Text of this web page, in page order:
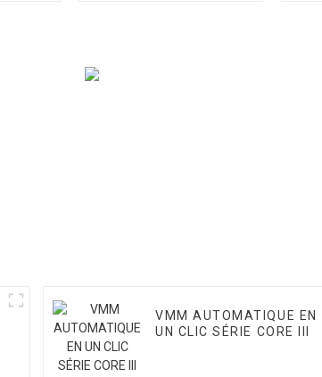
VMM AUTOMATIQUE EN
UN CLIC SÉRIE CORE III